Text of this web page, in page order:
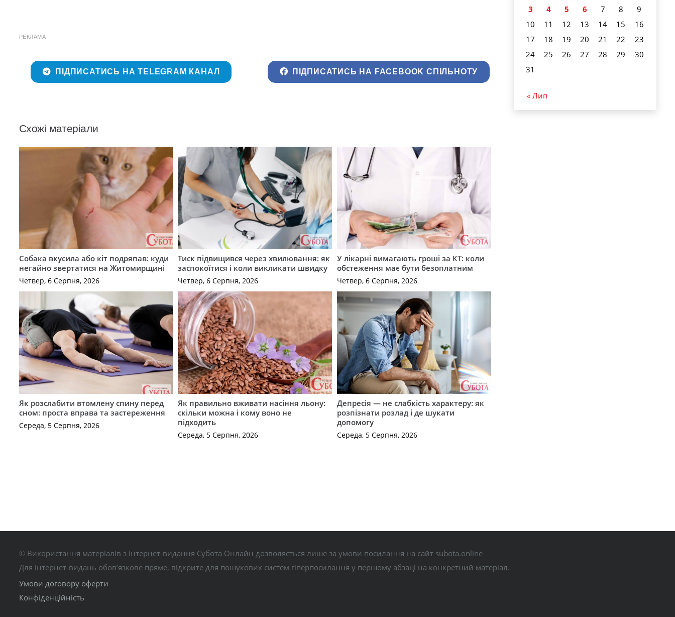
РЕКЛАМА
ПІДПИСАТИСЬ НА TELEGRAM КАНАЛ ПІДПИСАТИСЬ НА FACEBOOK СПІЛЬНОТУ
Схожі матеріали
Собака вкусила або кіт подряпав: куди
негайно звертатися на Житомирщині
Четвер, 6 Серпня, 2026
Тиск підвищився через хвилювання: як
заспокоїтися і коли викликати швидку
Четвер, 6 Серпня, 2026
У лікарні вимагають гроші за КТ: коли
обстеження має бути безоплатним
Четвер, 6 Серпня, 2026
Як розслабити втомлену спину перед
сном: проста вправа та застереження
Середа, 5 Серпня, 2026
Як правильно вживати насіння льону:
скільки можна і кому воно не
підходить
Середа, 5 Серпня, 2026
Депресія — не слабкість характеру: як
розпізнати розлад і де шукати
допомогу
Середа, 5 Серпня, 2026
3
4 5 6 7 8
9
10
11 12 13 14 15
16
17
18 19 20 21 22
23
24
25 26 27 28 29
30
31
« Лип
© Використання матеріалів з інтернет-видання Субота Онлайн дозволяється лише за умови посилання на сайт subota.online
Для інтернет-видань обов’язкове пряме, відкрите для пошукових систем гіперпосилання у першому абзаці на конкретний матеріал.
Умови договору оферти
Конфіденційність